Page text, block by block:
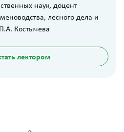
наук, доцент
лесного дела и
Костычева
лектором